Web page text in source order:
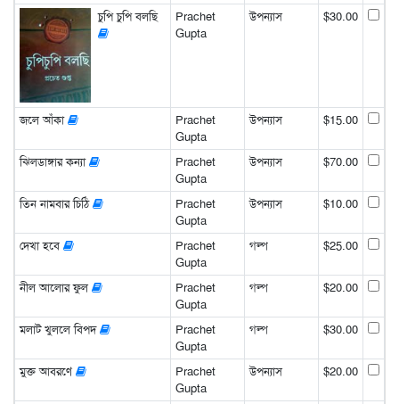
চুপি চুপি বলছি
Prachet
Gupta
উপন্যাস $30.00
জলে আঁকা
Prachet
Gupta
উপন্যাস $15.00
ঝিলডাঙ্গার কন্যা
Prachet
Gupta
উপন্যাস $70.00
তিন নামবার চিঠি
Prachet
Gupta
উপন্যাস $10.00
দেখা হবে
Prachet
Gupta
গল্প $25.00
নীল আলোর ফুল
Prachet
Gupta
গল্প $20.00
মলাট খুললে বিপদ
Prachet
Gupta
গল্প $30.00
মুক্ত আবরণে
Prachet
Gupta
উপন্যাস $20.00